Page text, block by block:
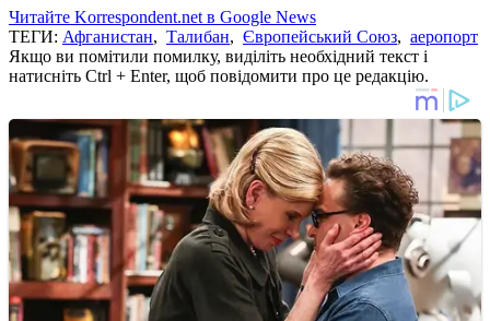
Читайте Korrespondent.net в Google News
ТЕГИ: Афганистан, Талибан, Європейський Союз, аеропорт
Якщо ви помітили помилку, виділіть необхідний текст і
натисніть Ctrl + Enter, щоб повідомити про це редакцію.